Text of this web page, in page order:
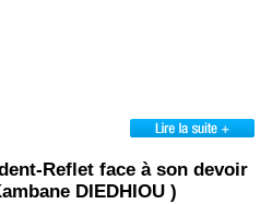
Reflet face à son devoir
DIEDHIOU )